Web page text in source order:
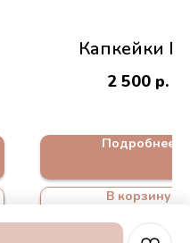
Капкейки
2 500 р.
Подробнее
В корзину